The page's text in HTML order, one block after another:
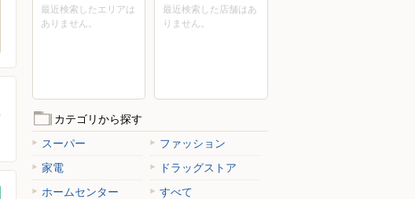
最近検索したエリアは
ありません。
最近検索した店舗はあ
りません。
カテゴリから探す
スーパー
ファッション
家電
ドラッグストア
ホームセンター
すべて